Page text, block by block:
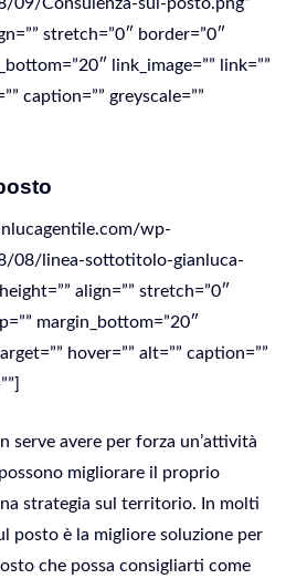
stretch=”0″ border=”0″
link_image=”” link=””
caption=”” greyscale=””
wp-
08/linea-sottotitolo-gianluca-
align=”” stretch=”0″
margin_bottom=”20″
hover=”” alt=”” caption=””
serve avere per forza un’attività
migliorare il proprio
strategia sul territorio. In molti
posto è la migliore soluzione per
che possa consigliarti come